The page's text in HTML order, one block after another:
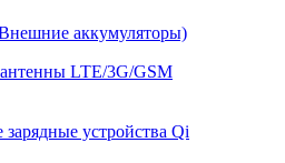
аккумуляторы)
LTE/3G/GSM
устройства Qi